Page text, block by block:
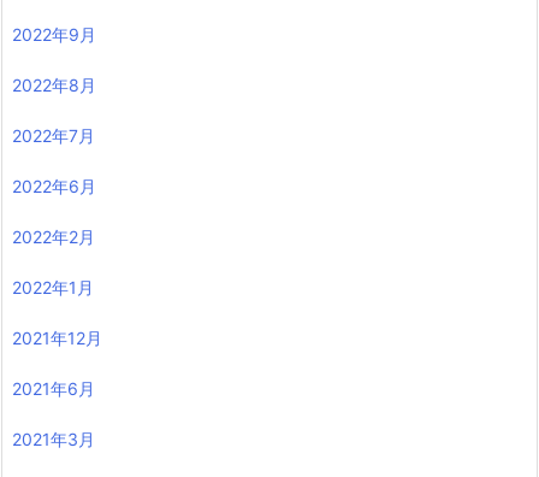
2022年9月
2022年8月
2022年7月
2022年6月
2022年2月
2022年1月
2021年12月
2021年6月
2021年3月